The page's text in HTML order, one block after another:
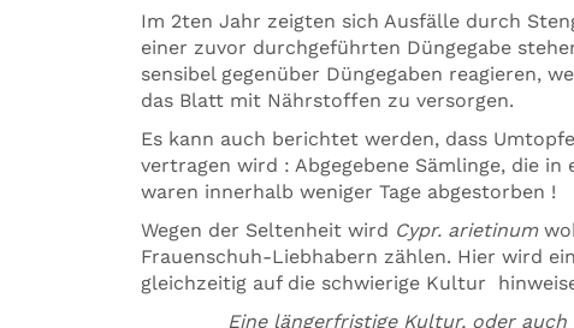
Im 2ten Jahr zeigten sich Ausfälle durch
einer zuvor durchgeführten Düngegabe
sensibel gegenüber Düngegaben reagieren,
das Blatt mit Nährstoffen zu versorgen.
Es kann auch berichtet werden, dass
vertragen wird : Abgegebene Sämlinge, die
waren innerhalb weniger Tage abgestorben !
Wegen der Seltenheit wird Cypr. arietinum
Frauenschuh-Liebhabern zählen. Hier wird
gleichzeitig auf die schwierige Kultur
Eine längerfristige Kultur, oder